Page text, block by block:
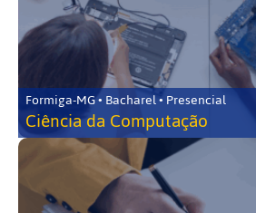
Formiga-MG • Bacharel • Presencial
Ciência da Computação